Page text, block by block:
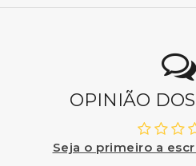
OPINIÃO
Seja o primeiro a